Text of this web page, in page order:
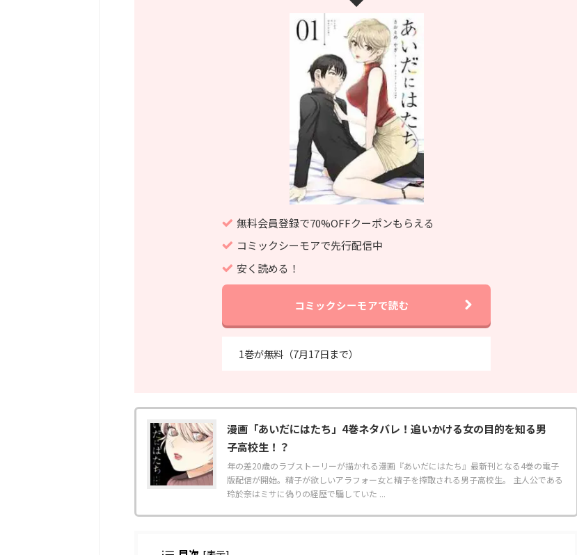
無料会員登録で70%OFFクーポンもらえる
コミックシーモアで先行配信中
安く読める！
コミックシーモアで読む
1巻が無料（7月17日まで）
漫画「あいだにはたち」4巻ネタバレ！追いかける女の目的を知る男
子高校生！？
年の差20歳のラブストーリーが描かれる漫画『あいだにはたち』最新刊となる4巻の電子
版配信が開始。精子が欲しいアラフォー女と精子を搾取される男子高校生。 主人公である
玲於奈はミサに偽りの経歴で騙していた ...